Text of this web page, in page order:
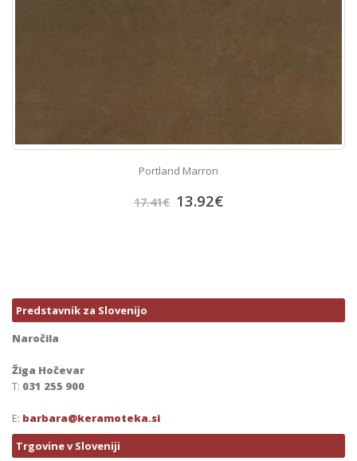
Portland Marron
17.41€ 13.92€
Predstavnik za Slovenijo
Naročila
Žiga Hočevar
T: 031 255 900
E: barbara@keramoteka.si
Trgovine v Sloveniji